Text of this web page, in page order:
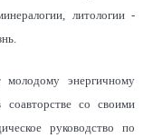
литологии -
энергичному
со своими
руководство по